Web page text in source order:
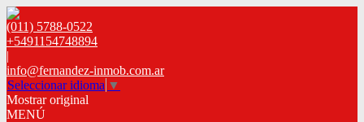
(011) 5788-0522
+5491154748894
|
info@fernandez-inmob.com.ar
Seleccionar idioma ▼
Mostrar original
MENÚ